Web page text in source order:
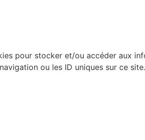
pour stocker et/ou accéder aux
ou les ID uniques sur ce